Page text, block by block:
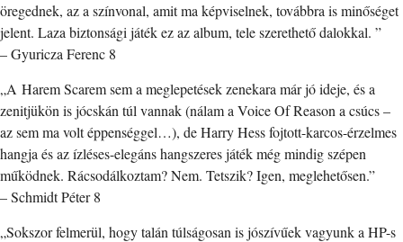
öregednek, az a színvonal, amit ma képviselnek, továbbra is minőséget
jelent. Laza biztonsági játék ez az album, tele szerethető dalokkal. ”
– Gyuricza Ferenc 8
„A Harem Scarem sem a meglepetések zenekara már jó ideje, és a
zenitjükön is jócskán túl vannak (nálam a Voice Of Reason a csúcs –
az sem ma volt éppenséggel…), de Harry Hess fojtott-karcos-érzelmes
hangja és az ízléses-elegáns hangszeres játék még mindig szépen
működnek. Rácsodálkoztam? Nem. Tetszik? Igen, meglehetősen.”
– Schmidt Péter 8
„Sokszor felmerül, hogy talán túlságosan is jószívűek vagyunk a HP-s